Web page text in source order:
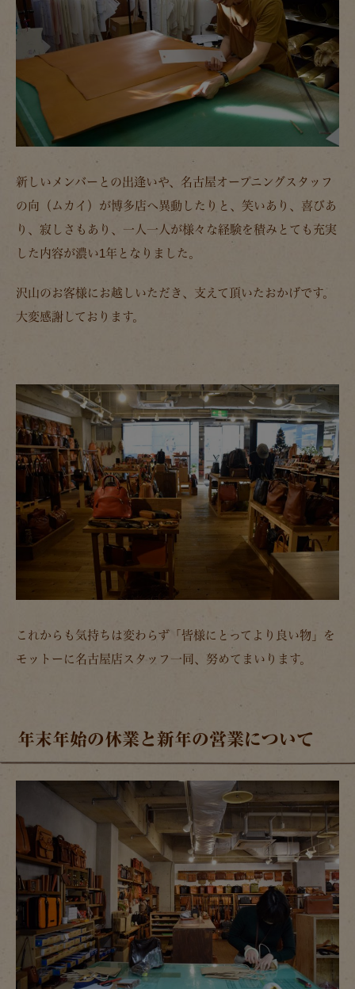
新しいメンバーとの出逢いや、名古屋オープニングスタッフ
の向（ムカイ）が博多店へ異動したりと、笑いあり、喜びあ
り、寂しさもあり、一人一人が様々な経験を積みとても充実
した内容が濃い1年となりました。
沢山のお客様にお越しいただき、支えて頂いたおかげです。
大変感謝しております。
これからも気持ちは変わらず「皆様にとってより良い物」を
モットーに名古屋店スタッフ一同、努めてまいります。
年末年始の休業と新年の営業について